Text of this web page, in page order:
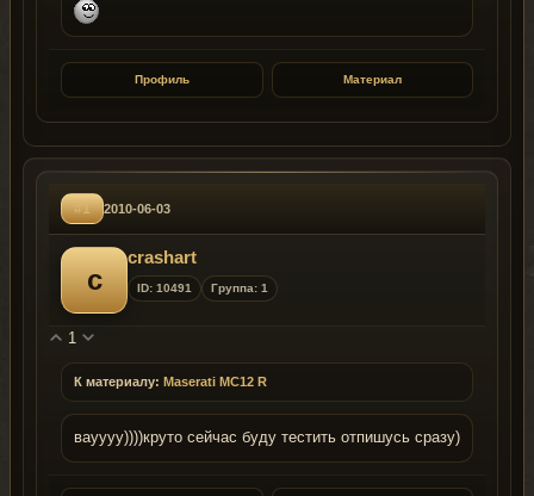
Профиль Материал
#1 2010-06-03
c
crashart
ID: 10491 Группа: 1
1
К материалу: Maserati MC12 R
вауууу))))круто сейчас буду тестить отпишусь сразу)